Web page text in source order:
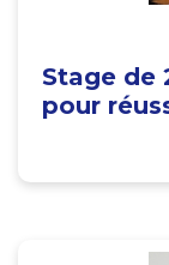
Stage de
pour